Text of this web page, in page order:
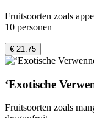
Fruitsoorten zoals
10 personen
€ 21.75
‘Exotische
Fruitsoorten zoals